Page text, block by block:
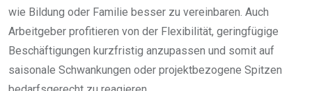
wie Bildung oder Familie besser zu vereinbaren. Auch
Arbeitgeber profitieren von der Flexibilität, geringfügige
Beschäftigungen kurzfristig anzupassen und somit auf
saisonale Schwankungen oder projektbezogene Spitzen